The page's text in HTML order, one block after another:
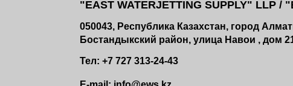
"EAST WATERJETTING SUPPLY" LLP /
050043, Республика Казахстан, город
Бостандыкский район, улица Навои , дом
Тел: +7 727 313-24-43